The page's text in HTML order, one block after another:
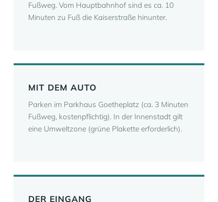
Fußweg. Vom Hauptbahnhof sind es ca. 10
Minuten zu Fuß die Kaiserstraße hinunter.
MIT DEM AUTO
Parken im Parkhaus Goetheplatz (ca. 3 Minuten
Fußweg, kostenpflichtig). In der Innenstadt gilt
eine Umweltzone (grüne Plakette erforderlich).
DER EINGANG